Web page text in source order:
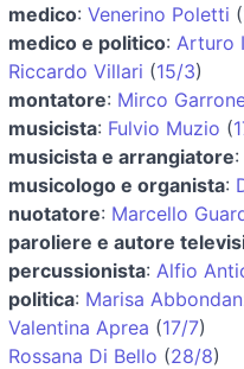
medico: Venerino Poletti (
medico e politico: Arturo
Riccardo Villari (15/3)
montatore: Mirco
musicista: Fulvio Muzio (
musicista e arrangiatore:
musicologo e organista:
nuotatore: Marcello
paroliere e autore
percussionista: Alfio
politica: Marisa
Valentina Aprea (17/7)
Rossana Di Bello (28/8)